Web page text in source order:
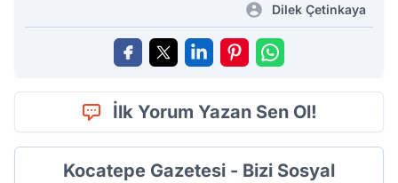
Dilek Çetinkaya
İlk Yorum Yazan Sen Ol!
Kocatepe Gazetesi - Bizi Sosyal